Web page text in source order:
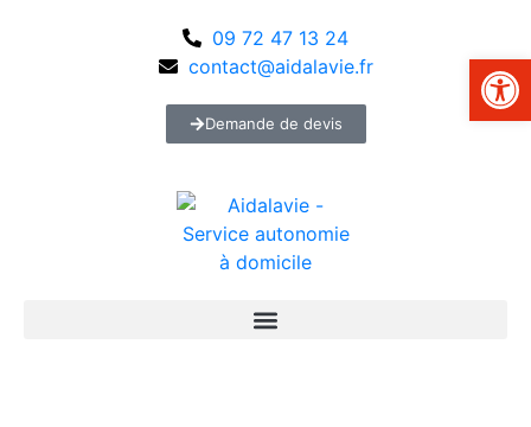
09 72 47 13 24
contact@aidalavie.fr
Demande de devis
Ouvrir